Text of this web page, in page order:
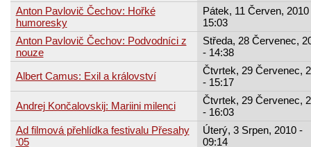
Anton Pavlovič Čechov: Hořké
humoresky
Pátek, 11 Červen, 2010
15:03
Anton Pavlovič Čechov: Podvodníci z
nouze
Středa, 28 Červenec,
- 14:38
Albert Camus: Exil a království
Čtvrtek, 29 Červenec,
- 15:17
Andrej Končalovskij: Mariini milenci
Čtvrtek, 29 Červenec,
- 16:03
Ad filmová přehlídka festivalu Přesahy
‘05
Úterý, 3 Srpen, 2010 -
09:14